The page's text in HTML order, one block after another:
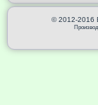
© 2012-2016